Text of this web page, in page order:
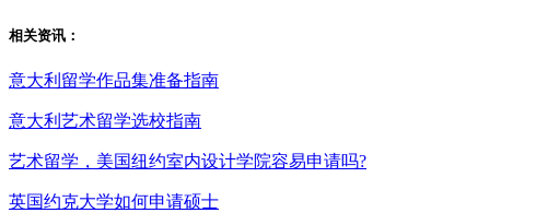
相关资讯：
意大利留学作品集准备指南
意大利艺术留学选校指南
艺术留学，美国纽约室内设计学院容易申请吗?
英国约克大学如何申请硕士